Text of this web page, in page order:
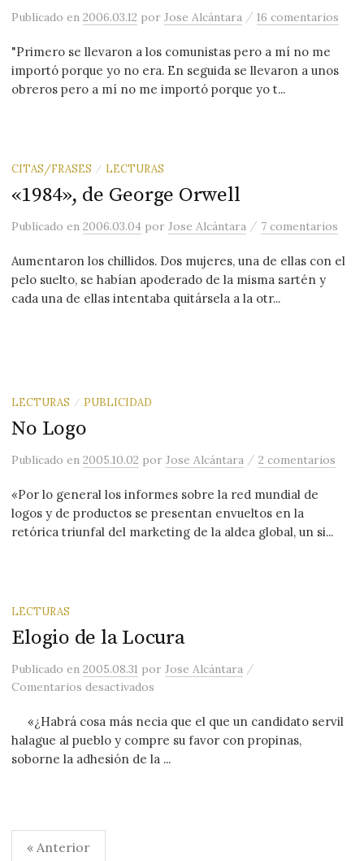
Publicadoen2006.03.12 porJose Alcántara /16 comentarios
"Primero se llevaron a los comunistas pero a mí no me
importó porque yo no era. En seguida se llevaron a unos
obreros pero a mí no me importó porque yo t...
CITAS/FRASES / LECTURAS
«1984», de George Orwell
Publicadoen2006.03.04 porJose Alcántara / 7 comentarios
Aumentaron los chillidos. Dos mujeres, una de ellas con el
pelo suelto, se habían apoderado de la misma sartén y
cada una de ellas intentaba quitársela a la otr...
LECTURAS / PUBLICIDAD
No Logo
Publicadoen2005.10.02 porJose Alcántara /2 comentarios
«Por lo general los informes sobre la red mundial de
logos y de productos se presentan envueltos en la
retórica triunfal del marketing de la aldea global, un si...
LECTURAS
Elogio de la Locura
Publicadoen2005.08.31 porJose Alcántara /
Comentarios desactivados
«¿Habrá cosa más necia que el que un candidato servil
halague al pueblo y compre su favor con propinas,
soborne la adhesión de la ...
Paginación
« Anterior